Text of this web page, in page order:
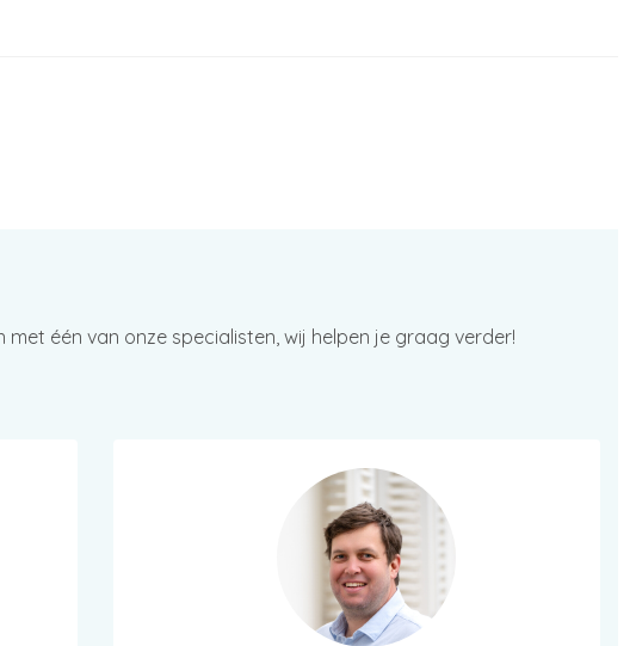
één van onze specialisten, wij helpen je graag verder!